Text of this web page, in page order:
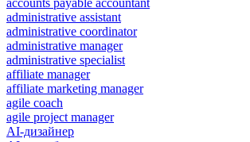
administrative assistant
administrative coordinator
administrative manager
administrative specialist
affiliate manager
affiliate marketing manager
agile coach
agile project manager
AI-дизайнер